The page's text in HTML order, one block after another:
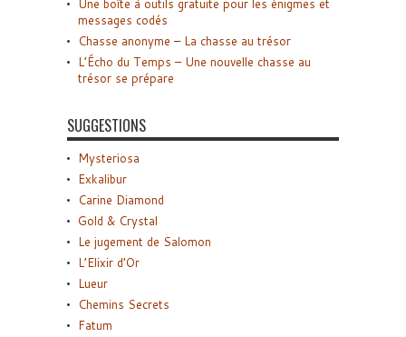
Une boîte à outils gratuite pour les énigmes et
messages codés
Chasse anonyme – La chasse au trésor
L’Écho du Temps – Une nouvelle chasse au
trésor se prépare
SUGGESTIONS
Mysteriosa
Exkalibur
Carine Diamond
Gold & Crystal
Le jugement de Salomon
L’Elixir d’Or
Lueur
Chemins Secrets
Fatum